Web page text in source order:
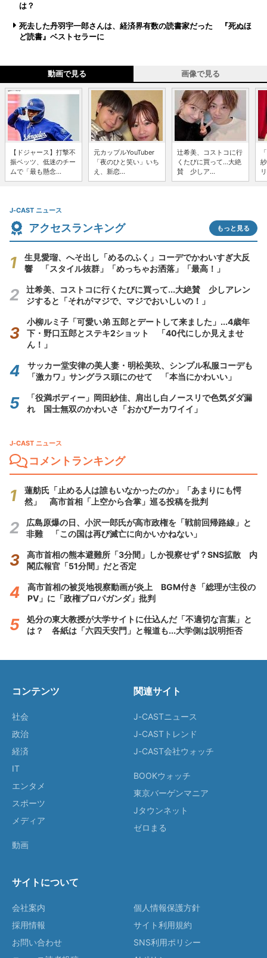
は？
死去した丹羽宇一郎さんは、経済界有数の読書家だった 『死ぬほ
ど読書』ベストセラーに
動画で見る 画像で見る
【ドジャース】打撃不
振ベッツ、低迷のチー
ムで「最も懸念...
元カップルYouTuber
「夜のひと笑い」いち
え、新恋...
辻希美、コストコに行
くたびに買って...大絶
賛 少しア...
J-CAST ニュース
アクセスランキング もっと見る
生見愛瑠、へそ出し「めるのふく」コーデでかわいすぎ大反
響 「スタイル抜群」「めっちゃお洒落」「最高！」
辻希美、コストコに行くたびに買って...大絶賛 少しアレン
ジすると「それがマジで、マジでおいしいの！」
小柳ルミ子「可愛い弟 五郎とデートして来ました」...4歳年
下・野口五郎とステキ2ショット 「40代にしか見えませ
ん！」
サッカー堂安律の美人妻・明松美玖、シンプル私服コーデも
「激カワ」サングラス頭にのせて 「本当にかわいい」
「役満ボディー」岡田紗佳、肩出し白ノースリで色気ダダ漏
れ 国士無双のかわいさ「おかぴーカワイイ」
J-CAST ニュース
コメントランキング
蓮舫氏「止める人は誰もいなかったのか」「あまりにも愕
然」 高市首相「上空から合掌」巡る投稿を批判
広島原爆の日、小沢一郎氏が高市政権を「戦前回帰路線」と
非難 「この国は再び滅亡に向かいかねない」
高市首相の熊本避難所「3分間」しか視察せず？SNS拡散 内
閣広報官「51分間」だと否定
高市首相の被災地視察動画が炎上 BGM付き「総理が主役の
PV」に「政権プロパガンダ」批判
処分の東大教授が大学サイトに仕込んだ「不適切な言葉」と
は？ 各紙は「六四天安門」と報道も...大学側は説明拒否
コンテンツ
社会
政治
経済
IT
エンタメ
スポーツ
メディア
動画
関連サイト
J-CASTニュース
J-CASTトレンド
J-CAST会社ウォッチ
BOOKウォッチ
東京バーゲンマニア
Jタウンネット
ゼロまる
サイトについて
会社案内
採用情報
お問い合わせ
個人情報保護方針
サイト利用規約
SNS利用ポリシー